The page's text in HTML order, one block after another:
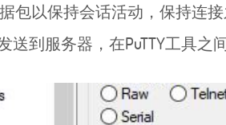
以保持会话活动，保持连接
到服务器，在PuTTY工具之间